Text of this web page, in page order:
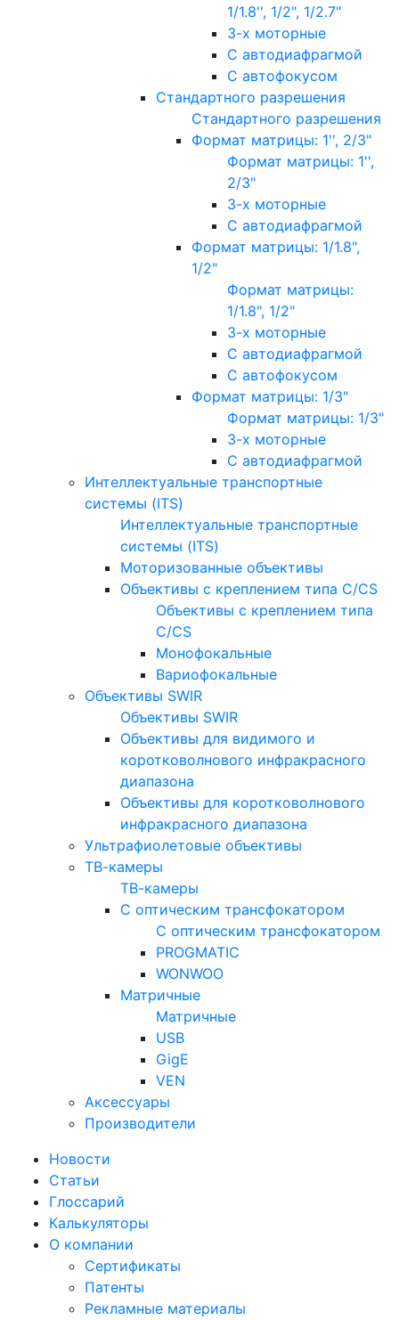
1/1.8'', 1/2", 1/2.7"
3-х моторные
С автодиафрагмой
С автофокусом
Стандартного разрешения
Стандартного разрешения
Формат матрицы: 1'', 2/3"
Формат матрицы: 1'',
2/3"
3-х моторные
С автодиафрагмой
Формат матрицы: 1/1.8",
1/2"
Формат матрицы:
1/1.8", 1/2"
3-х моторные
С автодиафрагмой
С автофокусом
Формат матрицы: 1/3"
Формат матрицы: 1/3"
3-х моторные
С автодиафрагмой
Интеллектуальные транспортные
системы (ITS)
Интеллектуальные транспортные
системы (ITS)
Моторизованные объективы
Объективы с креплением типа C/CS
Объективы с креплением типа
C/CS
Монофокальные
Вариофокальные
Объективы SWIR
Объективы SWIR
Объективы для видимого и
коротковолнового инфракрасного
диапазона
Объективы для коротковолнового
инфракрасного диапазона
Ультрафиолетовые объективы
ТВ-камеры
ТВ-камеры
С оптическим трансфокатором
С оптическим трансфокатором
PROGMATIC
WONWOO
Матричные
Матричные
USB
GigE
VEN
Аксессуары
Производители
Новости
Статьи
Глоссарий
Калькуляторы
О компании
Сертификаты
Патенты
Рекламные материалы